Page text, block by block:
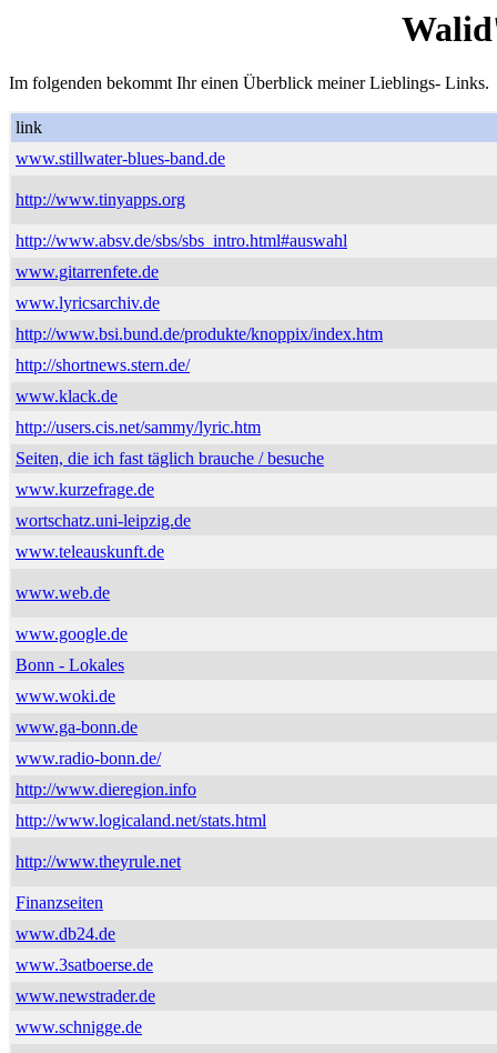
Im folgenden bekommt Ihr einen Überblick meiner Lieblings- Links.
link
www.stillwater-blues-band.de
http://www.tinyapps.org
http://www.absv.de/sbs/sbs_intro.html#auswahl
www.gitarrenfete.de
www.lyricsarchiv.de
http://www.bsi.bund.de/produkte/knoppix/index.htm
http://shortnews.stern.de/
www.klack.de
http://users.cis.net/sammy/lyric.htm
Seiten, die ich fast täglich brauche / besuche
www.kurzefrage.de
wortschatz.uni-leipzig.de
www.teleauskunft.de
www.web.de
www.google.de
Bonn - Lokales
www.woki.de
www.ga-bonn.de
www.radio-bonn.de/
http://www.dieregion.info
http://www.logicaland.net/stats.html
http://www.theyrule.net
Finanzseiten
www.db24.de
www.3satboerse.de
www.newstrader.de
www.schnigge.de